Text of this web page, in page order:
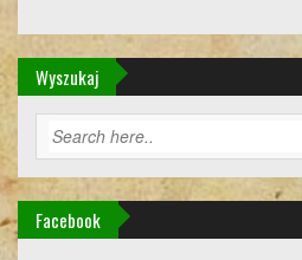
Wyszukaj
Facebook